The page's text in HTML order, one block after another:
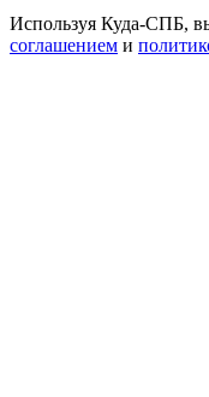
Используя Куда-СПБ,
соглашением и